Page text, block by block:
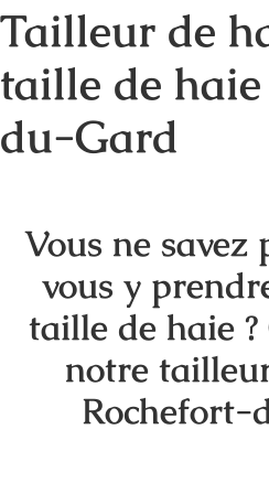
Tailleur de
taille de
du-Gard
Vous ne savez
vous y
taille de haie
notre
Rochefort-